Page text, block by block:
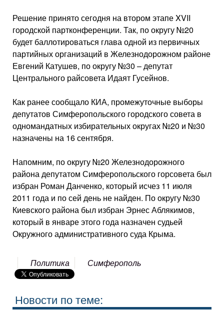
Решение принято сегодня на втором этапе XVII
городской партконференции. Так, по округу №20
будет баллотироваться глава одной из первичных
партийных организаций в Железнодорожном районе
Евгений Катушев, по округу №30 – депутат
Центрального райсовета Идаят Гусейнов.
Как ранее сообщало КИА, промежуточные выборы
депутатов Симферопольского городского совета в
одномандатных избирательных округах №20 и №30
назначены на 16 сентября.
Напомним, по округу №20 Железнодорожного
района депутатом Симферопольского горсовета был
избран Роман Данченко, который исчез 11 июля
2011 года и по сей день не найден. По округу №30
Киевского района был избран Эрнес Аблякимов,
который в январе этого года назначен судьей
Окружного административного суда Крыма.
Политика Симферополь
Новости по теме: